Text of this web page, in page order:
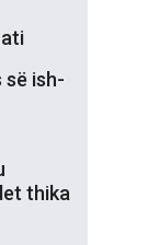
së ish-
thika